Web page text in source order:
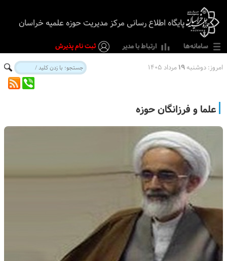
پایگاه اطلاع رسانی مرکز مدیریت حوزه علمیه خراسان
امروز:دوشنبه۱۹مرداد ۱۴۰۵
سامانه‌ها ارتباط با مدیر ثبت نام پذیرش
علما و فرزانگان حوزه